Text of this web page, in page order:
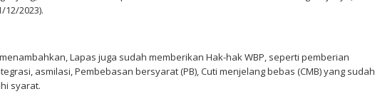
12/2023).
Lapas juga sudah memberikan Hak-hak WBP, seperti pemberian
asmilasi, Pembebasan bersyarat (PB), Cuti menjelang bebas (CMB) yang sudah
syarat.